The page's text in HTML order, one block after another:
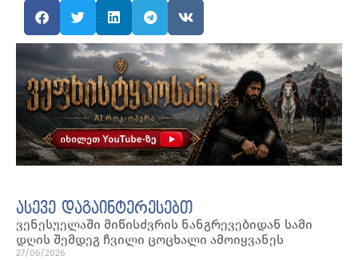
ასევე დაგაინტერესებთ
ვენესუელაში მიწისძვრის ნანგრევებიდან სამი
დღის შემდეგ ჩვილი ცოცხალი ამოიყვანეს
27/06/2026